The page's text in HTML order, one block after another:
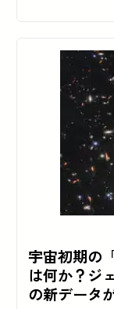
宇宙初期の
は何か？ジ
の新データ